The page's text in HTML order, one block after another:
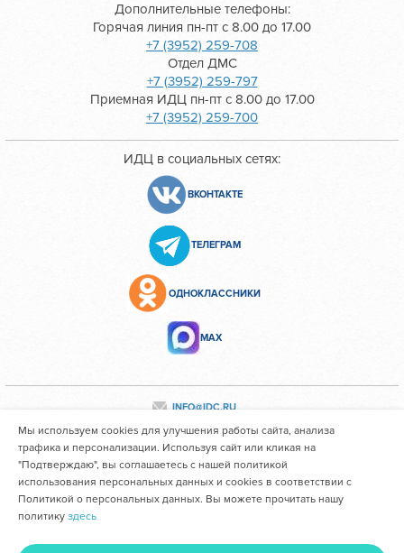
Дополнительные телефоны:
Горячая линия пн-пт с 8.00 до 17.00
+7 (3952) 259-708
Отдел ДМС
+7 (3952) 259-797
Приемная ИДЦ пн-пт с 8.00 до 17.00
+7 (3952) 259-700
ИДЦ в социальных сетях:
ВКОНТАКТЕ
ТЕЛЕГРАМ
ОДНОКЛАССНИКИ
МАХ
INFO@IDC.RU
Все персональные данные сотрудников размещены с их
согласия
Областное государственное автономное учреждение
здравоохранения "Иркутский областной клинический
Мы используем cookies для улучшения работы сайта, анализа
трафика и персонализации. Используя сайт или кликая на
"Подтверждаю", вы соглашаетесь с нашей политикой
использования персональных данных и cookies в соответствии с
Политикой о персональных данных. Вы можете прочитать нашу
политику здесь